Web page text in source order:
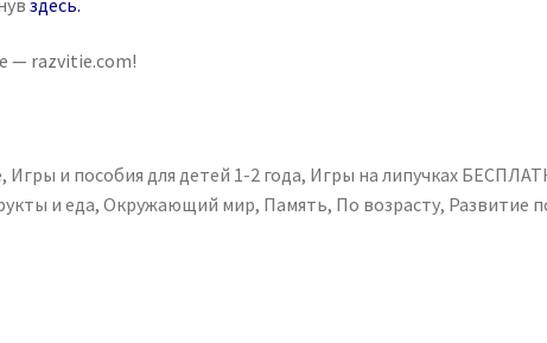
— razvitie.com!
, Игры и пособия для детей 1-2 года, Игры на липучках
и еда, Окружающий мир, Память, По возрасту, Развитие